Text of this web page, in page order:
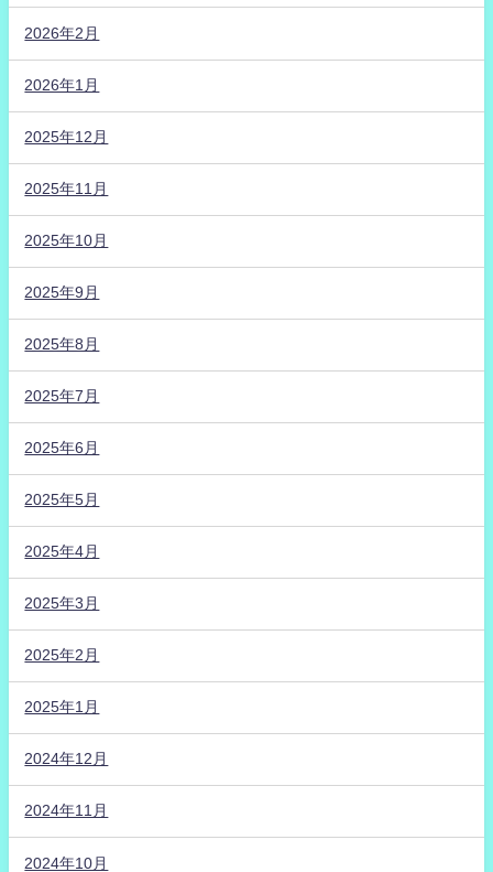
2026年2月
2026年1月
2025年12月
2025年11月
2025年10月
2025年9月
2025年8月
2025年7月
2025年6月
2025年5月
2025年4月
2025年3月
2025年2月
2025年1月
2024年12月
2024年11月
2024年10月